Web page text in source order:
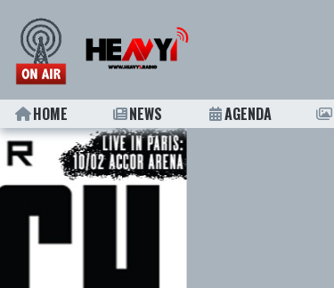
HOME NEWS AGENDA